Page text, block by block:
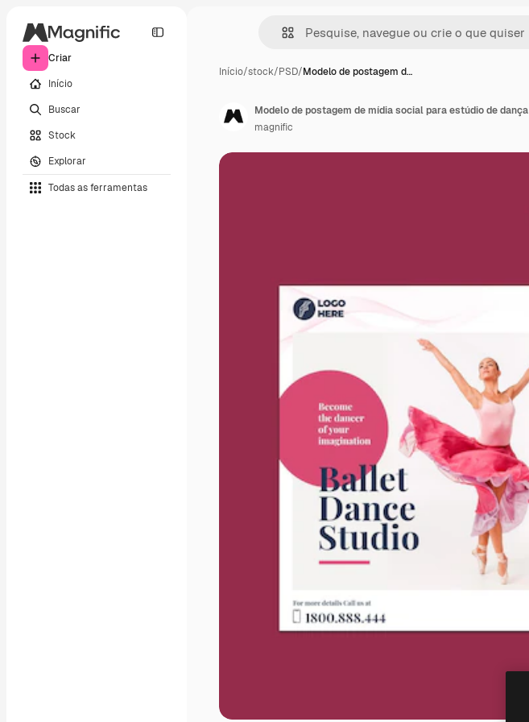
Criar
Início
Buscar
Stock
Explorar
Todas as ferramentas
Início/stock/PSD/Modelo de postagem d…
Modelo de postagem de mídia social para estúdio de dança
magnific